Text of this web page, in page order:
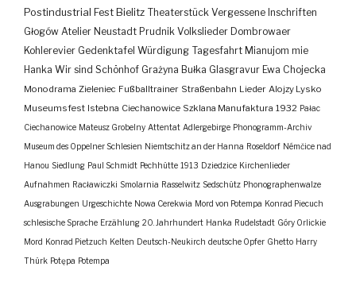
Postindustrial Fest Bielitz Theaterstück Vergessene Inschriften
Głogów Atelier Neustadt Prudnik Volkslieder Dombrowaer
Kohlerevier Gedenktafel Würdigung Tagesfahrt Mianujom mie
Hanka Wir sind Schönhof Grażyna Bułka Glasgravur Ewa Chojecka
Monodrama Zieleniec Fußballtrainer Straßenbahn Lieder Alojzy Lysko
Museumsfest Istebna Ciechanowice Szklana Manufaktura 1932 Pałac
Ciechanowice Mateusz Grobelny Attentat Adlergebirge Phonogramm-Archiv
Museum des Oppelner Schlesien Niemtschitz an der Hanna Roseldorf Némčice nad
Hanou Siedlung Paul Schmidt Pechhütte 1913 Dziedzice Kirchenlieder
Aufnahmen Racławiczki Smolarnia Rasselwitz Sedschütz Phonographenwalze
Ausgrabungen Urgeschichte Nowa Cerekwia Mord von Potempa Konrad Piecuch
schlesische Sprache Erzählung 20. Jahrhundert Hanka Rudelstadt Góry Orlickie
Mord Konrad Pietzuch Kelten Deutsch-Neukirch deutsche Opfer Ghetto Harry
Thürk Potępa Potempa